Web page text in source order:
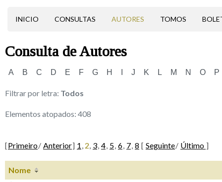
INICIO CONSULTAS AUTORES TOMOS
Consulta deAutores
A B C D E F G H J K L M N O P
Filtrar por letra: Todos
Elementos atopados: 408
[Primeiro/ Anterior] 1 , 2, 3, 4, 5, 6, 7, 8 [ Seguinte/ Último ]
Nome